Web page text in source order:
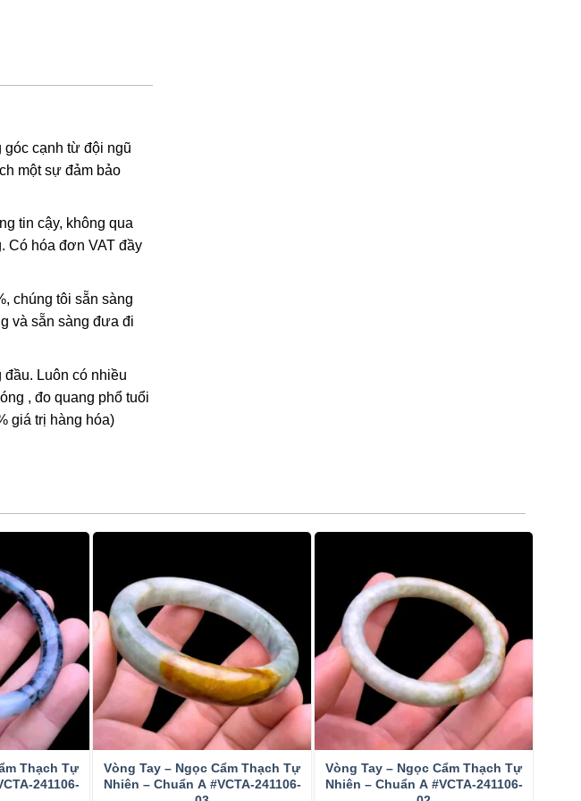
Trị Cao
cạnh”.
Nó được đặt
ở Trung Mỹ đang
Quốc. Ở Trung
và dễ bán hơn. Dựa
không xử lý;
hợp không màu hoặc
là phương pháp
trên thị trường đều
dụng cho các đá màu
màu lục, đôi khi màu
một phần, tẩm theo
rất nhiều vật liệu
Phương pháp đáng
của nó. Một bài
âm thanh khi nó bị
góc cạnh từ đội ngũ
một sự đảm bảo
tin cậy, không qua
Có hóa đơn VAT đầy
chúng tôi sẵn sàng
và sẵn sàng đưa đi
Luôn có nhiều
, đo quang phổ tuổi
giá trị hàng hóa)
Thạch Tự
241106-
Vòng Tay – Ngọc Cẩm Thạch Tự
Nhiên – Chuẩn A #VCTA-241106-
Vòng Tay – Ngọc Cẩm Thạch Tự
Nhiên – Chuẩn A #VCTA-241106-